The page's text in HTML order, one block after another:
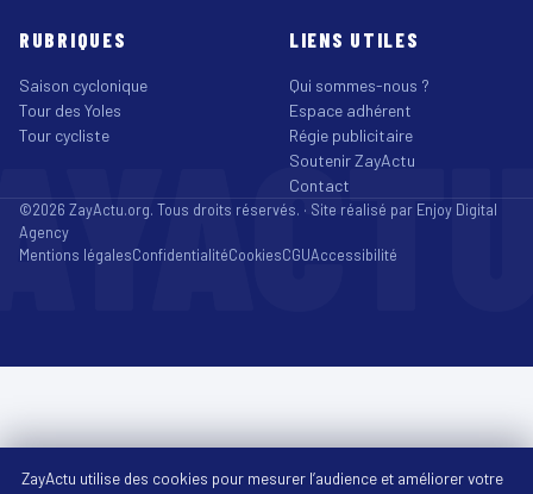
RUBRIQUES
Saison cyclonique
Tour des Yoles
Tour cycliste
LIENS UTILES
Qui sommes-nous ?
Espace adhérent
Régie publicitaire
Soutenir ZayActu
Contact
©2026 ZayActu.org. Tous droits réservés. · Site réalisé par Enjoy Digital
Agency
Mentions légalesConfidentialitéCookiesCGUAccessibilité
ZayActu utilise des cookies pour mesurer l’audience et améliorer votre